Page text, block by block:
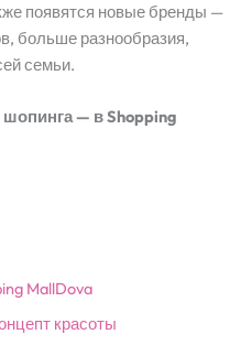
появятся новые бренды —
больше разнообразия,
семьи.
— в Shopping
MallDova
красоты